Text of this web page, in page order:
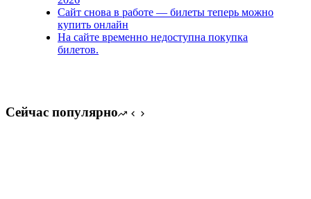
Сайт снова в работе — билеты теперь можно
купить онлайн
На сайте временно недоступна покупка
билетов.
Сейчас популярно